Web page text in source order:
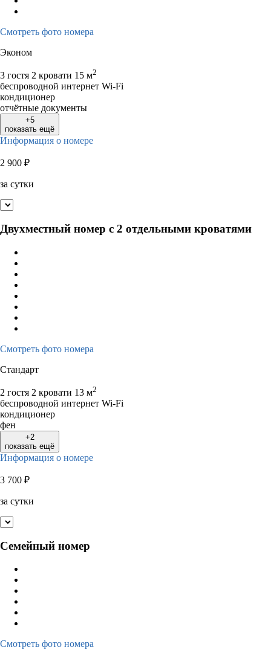
Смотреть фото номера
Эконом
3 гостя 2 кровати 15 м2
беспроводной интернет Wi-Fi
кондиционер
отчётные документы
+5
показать ещё
Информация о номере
2 900 ₽
за сутки
Двухместный номер с 2 отдельными кроватями
Смотреть фото номера
Стандарт
2 гостя 2 кровати 13 м2
беспроводной интернет Wi-Fi
кондиционер
фен
+2
показать ещё
Информация о номере
3 700 ₽
за сутки
Семейный номер
Смотреть фото номера